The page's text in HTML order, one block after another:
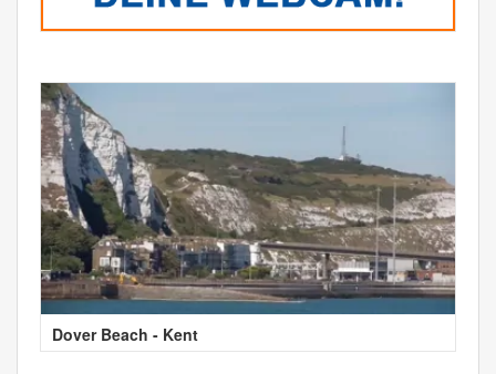
Dover Beach - Kent